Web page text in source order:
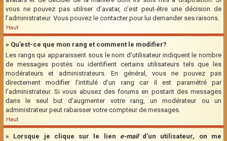
vous ne pouvez pas utiliser d’avatar, c’est peut-être une décision de
l’administrateur. Vous pouvez le contacter pour lui demander ses raisons.
Haut
» Qu’est-ce que mon rang et comment le modifier?
Les rangs qui apparaissent sous le nom d’utilisateur indiquent le nombre
de messages postés ou identifient certains utilisateurs tels que les
modérateurs et administrateurs. En général, vous ne pouvez pas
directement modifier l’intitulé d’un rang car il est paramétré par
l’administrateur. Si vous abusez des forums en postant des messages
dans le seul but d’augmenter votre rang, un modérateur ou un
administrateur peut rabaisser votre compteur de messages.
Haut
» Lorsque je clique sur le lien e-maild’un utilisateur, on me